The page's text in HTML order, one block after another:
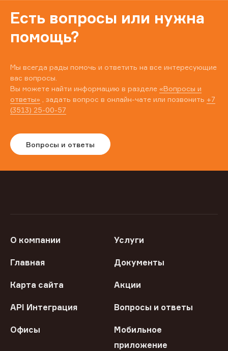
Есть вопросы или нужна
помощь?
Мы всегда рады помочь и ответить на все интересующие
вас вопросы.
Вы можете найти информацию в разделе «Вопросы и
ответы» , задать вопрос в онлайн-чате или позвонить +7
(3513) 25-00-57
Вопросы и ответы
О компании Услуги
Главная Документы
Карта сайта Акции
API Интеграция Вопросы и ответы
Офисы
Мобильное
приложение